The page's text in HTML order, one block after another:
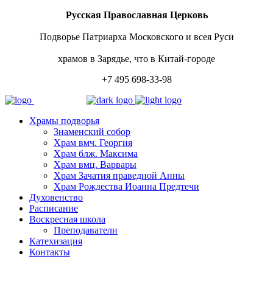
Русская Православная Церковь
Подворье Патриарха Московского и всея Руси
храмов в Зарядье, что в Китай-городе
+7 495 698-33-98
Храмы подворья
Знаменский собор
Храм вмч. Георгия
Храм блж. Максима
Храм вмц. Варвары
Храм Зачатия праведной Анны
Храм Рождества Иоанна Предтечи
Духовенство
Расписание
Воскресная школа
Преподаватели
Катехизация
Контакты